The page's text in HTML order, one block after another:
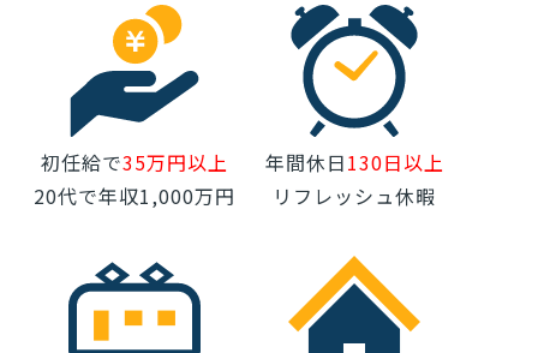
初任給で35万円以上
20代で年収1,000万円
年間休日130日以上
リフレッシュ休暇